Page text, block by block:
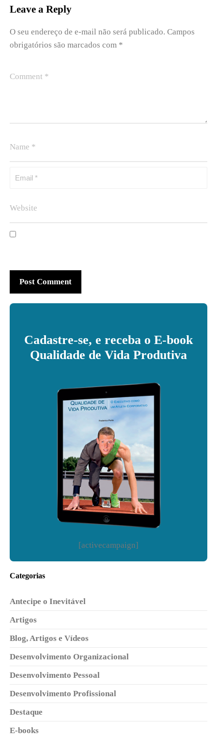
Leave a Reply
O seu endereço de e-mail não será publicado. Campos
obrigatórios são marcados com *
Cadastre-se, e receba o E-book
Qualidade de Vida Produtiva
[activecampaign]
Categorias
Antecipe o Inevitável
Artigos
Blog, Artigos e Vídeos
Desenvolvimento Organizacional
Desenvolvimento Pessoal
Desenvolvimento Profissional
Destaque
E-books